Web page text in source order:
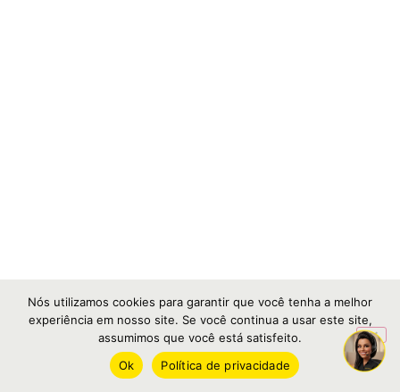
Nós utilizamos cookies para garantir que você tenha a melhor
experiência em nosso site. Se você continua a usar este site,
assumimos que você está satisfeito.
Ok
Política de privacidade